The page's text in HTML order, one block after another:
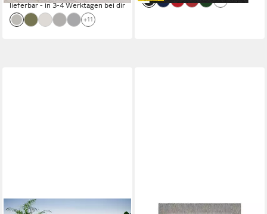
lieferbar - in 3-4 Werktagen bei dir
+11